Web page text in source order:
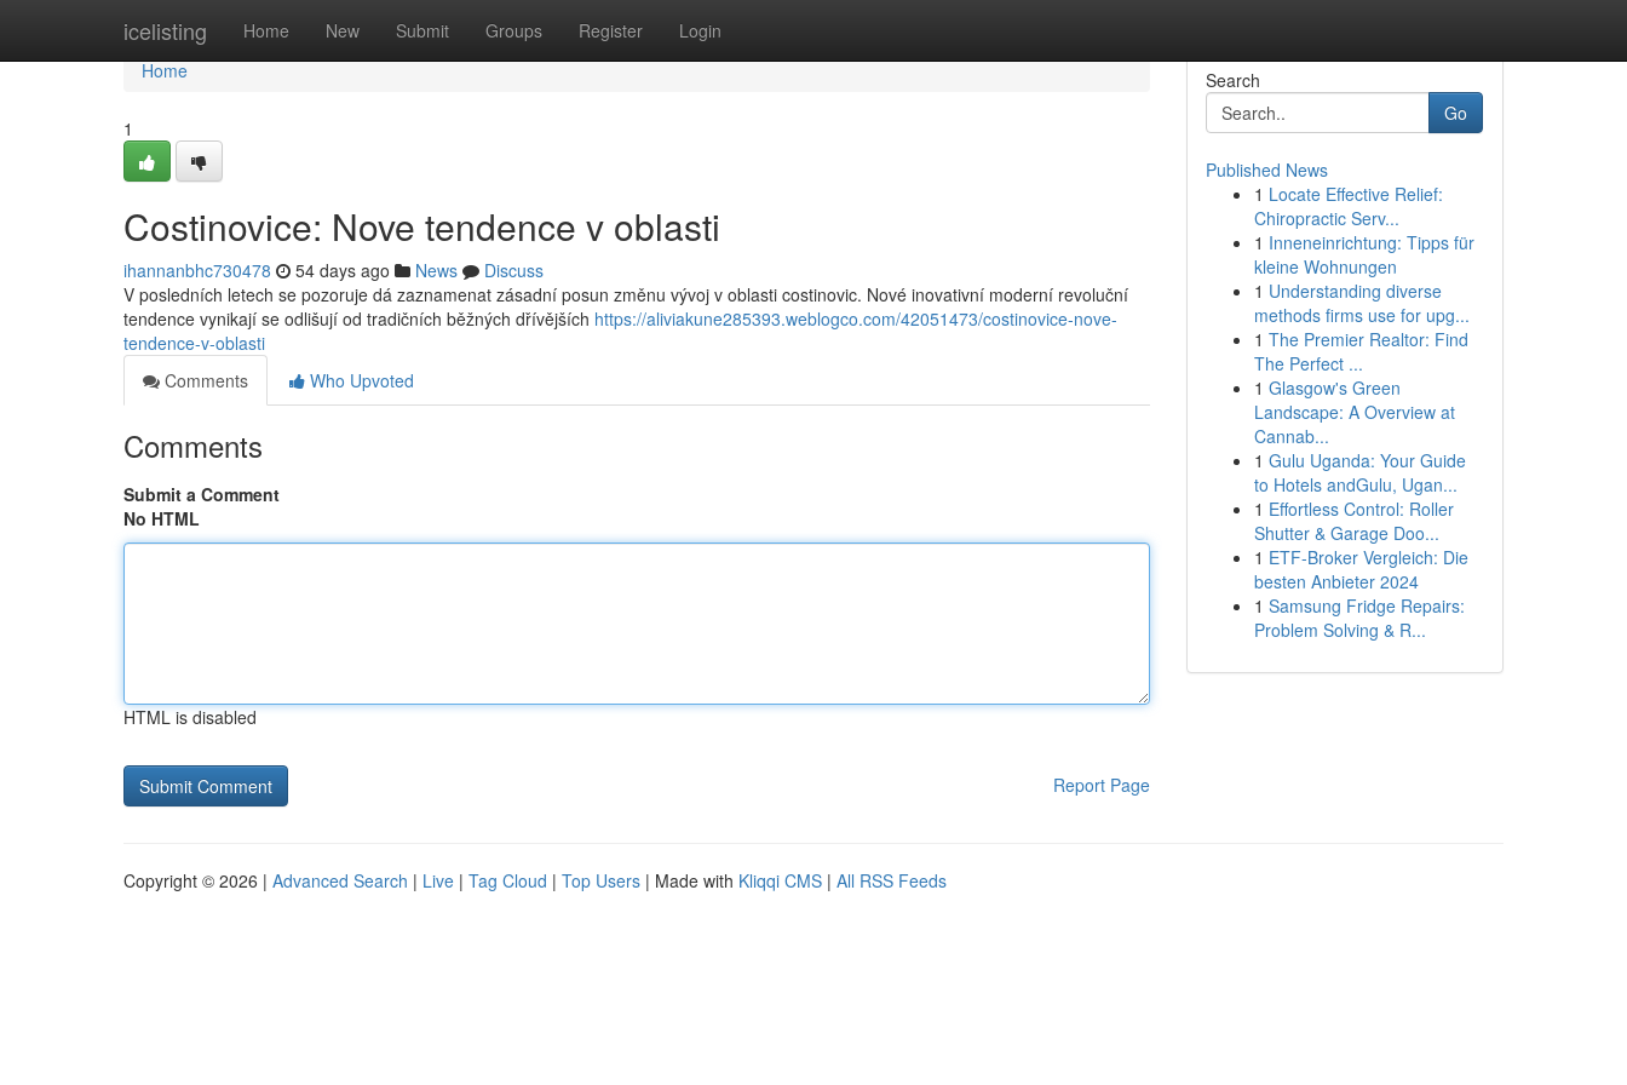
icelisting Home New Submit Groups Register Login
Home
Home
1
Costinovice: Nove tendence v oblasti
ihannanbhc730478 54 days ago News
Discuss
V posledních letech se pozoruje dá zaznamenat zásadní posun změnu vývoj v oblasti costinovic. Nové inovativní moderní revoluční
tendence vynikají se odlišují od tradičních běžných dřívějších https://aliviakune285393.weblogco.com/42051473/costinovice-nove-
tendence-v-oblasti
Comments
Who Upvoted
Comments
Submit a Comment
No HTML
HTML is disabled
Report Page
Search
Go
Published News
1 Locate Effective Relief:
Chiropractic Serv...
1 Inneneinrichtung: Tipps für
kleine Wohnungen
1 Understanding diverse
methods firms use for upg...
1 The Premier Realtor: Find
The Perfect ...
1 Glasgow's Green
Landscape: A Overview at
Cannab...
1 Gulu Uganda: Your Guide
to Hotels andGulu, Ugan...
1 Effortless Control: Roller
Shutter & Garage Doo...
1 ETF-Broker Vergleich: Die
besten Anbieter 2024
1 Samsung Fridge Repairs:
Problem Solving & R...
Copyright © 2026 | Advanced Search | Live | Tag Cloud | Top Users | Made with Kliqqi CMS | All RSS Feeds